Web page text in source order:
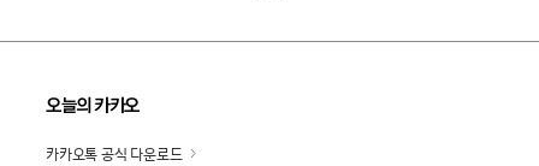
오늘의 카카오
카카오톡 공식 다운로드